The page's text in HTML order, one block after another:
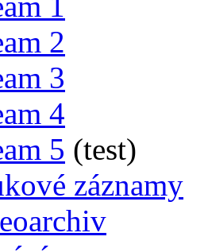
2
3
4
5 (test)
záznamy